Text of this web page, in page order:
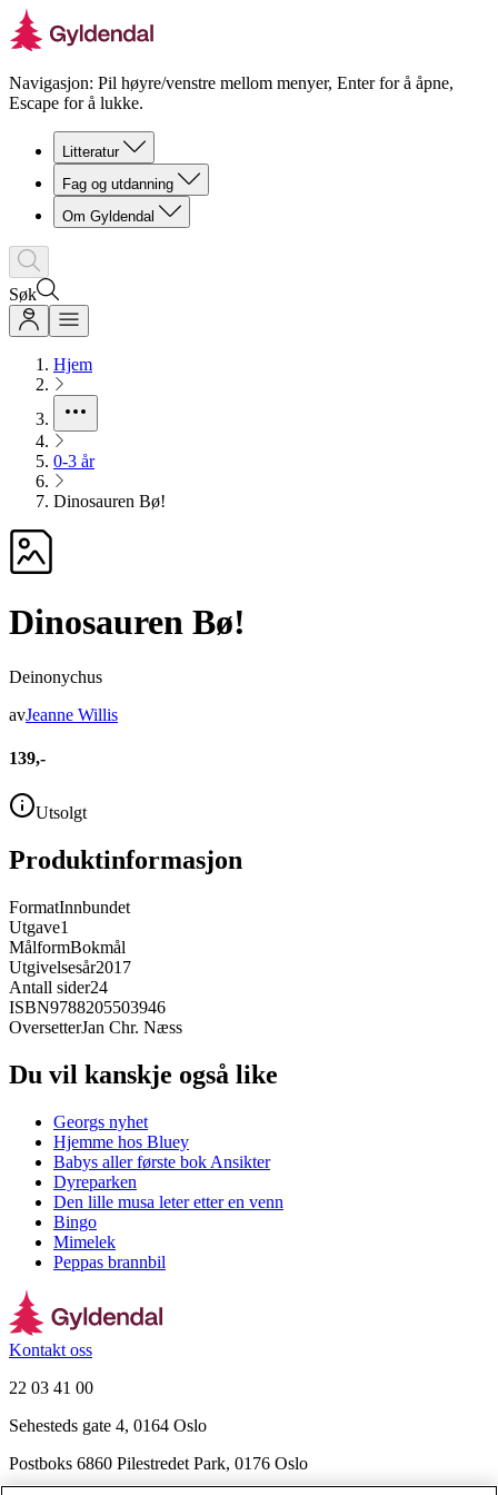
Navigasjon: Pil høyre/venstre mellom menyer, Enter for å åpne,
Escape for å lukke.
Litteratur
Fag og utdanning
Om Gyldendal
Søk
Hjem
0-3 år
Dinosauren Bø!
Dinosauren Bø!
Deinonychus
avJeanne Willis
139,-
Utsolgt
Produktinformasjon
FormatInnbundet
Utgave1
MålformBokmål
Utgivelsesår2017
Antall sider24
ISBN9788205503946
OversetterJan Chr. Næss
Du vil kanskje også like
Georgs nyhet
Hjemme hos Bluey
Babys aller første bok Ansikter
Dyreparken
Den lille musa leter etter en venn
Bingo
Mimelek
Peppas brannbil
Kontakt oss
22 03 41 00
Sehesteds gate 4, 0164 Oslo
Postboks 6860 Pilestredet Park, 0176 Oslo